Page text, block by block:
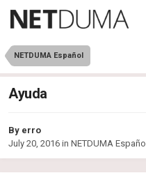
NETDUMA Español
Ayuda
By erro
July 20, 2016 in NETDUMA Español